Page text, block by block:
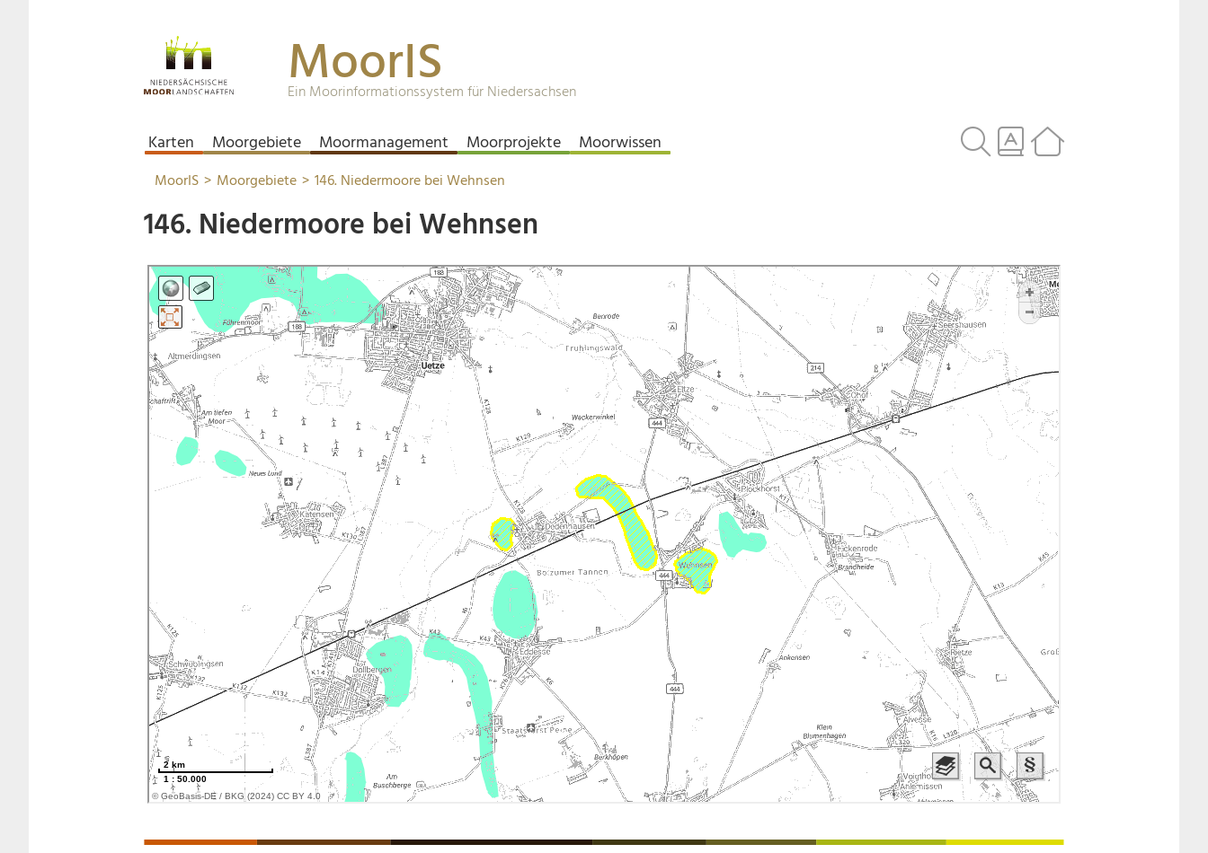
MoorIS
Ein Moorinformationssystem für Niedersachsen
Karten Moorgebiete Moormanagement Moorprojekte Moorwissen
MoorIS Moorgebiete 146. Niedermoore bei Wehnsen
146. Niedermoore bei Wehnsen